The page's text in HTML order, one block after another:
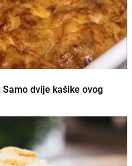
dvije kašike ovog